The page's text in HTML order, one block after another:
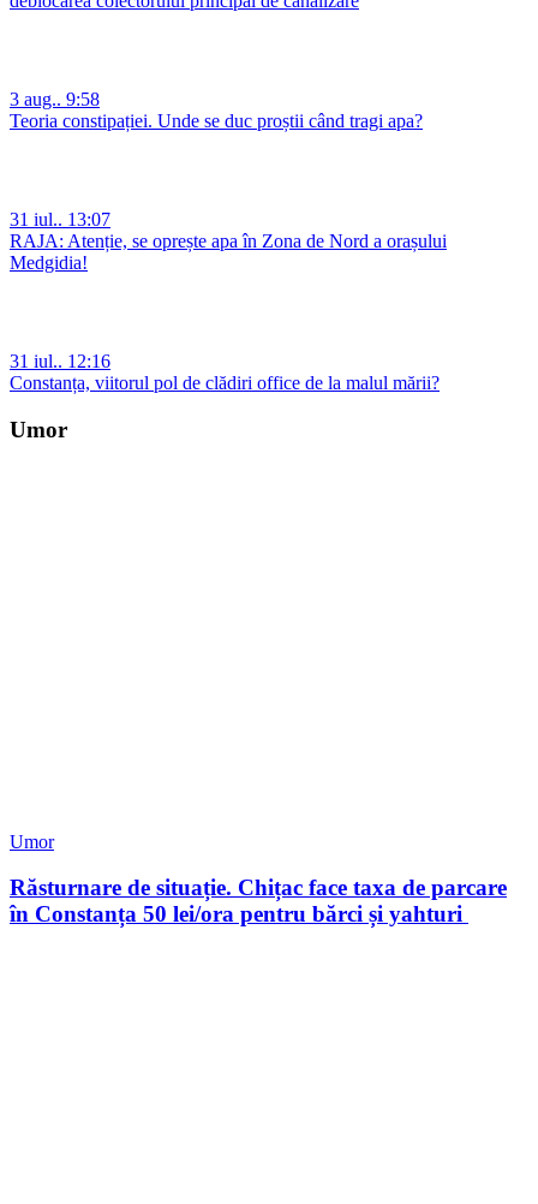
3 aug.. 9:58
Teoria constipației. Unde se duc proștii când tragi apa?
31 iul.. 13:07
RAJA: Atenție, se oprește apa în Zona de Nord a orașului
Medgidia!
31 iul.. 12:16
Constanța, viitorul pol de clădiri office de la malul mării?
Umor
Umor
Răsturnare de situație. Chițac face taxa de parcare
în Constanța 50 lei/ora pentru bărci și yahturi